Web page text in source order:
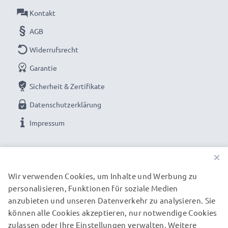
Form:Tulpe / Flower / Petal / Tulip
Brillante Fotofarben und Details mit dieser Tulpe /
Flower / Petal / Tulip Bajonett Gegenlichtblende
Lieferung und 3 Jahre Garantie!
Kontakt
AGB
Widerrufsrecht
Garantie
Sicherheit & Zertifikate
Datenschutzerklärung
Impressum
UNSERE VERSANDPARTNER
×
Wir verwenden Cookies, um Inhalte und Werbung zu
personalisieren, Funktionen für soziale Medien
anzubieten und unseren Datenverkehr zu analysieren. Sie
können alle Cookies akzeptieren, nur notwendige Cookies
zulassen oder Ihre Einstellungen verwalten. Weitere